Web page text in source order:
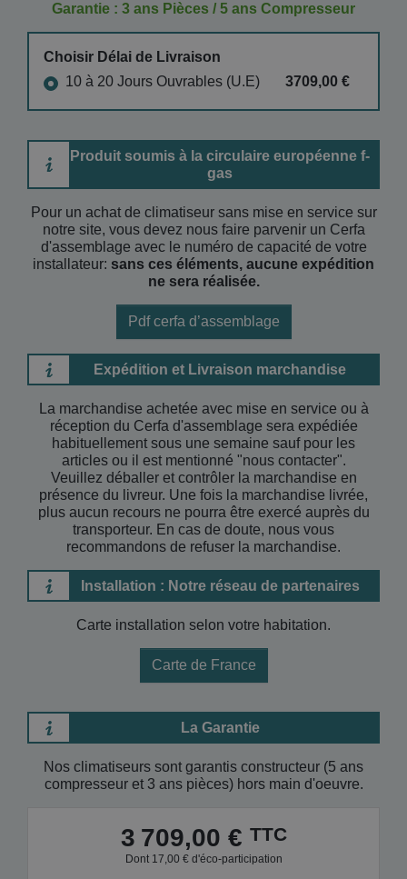
Garantie : 3 ans Pièces / 5 ans Compresseur
Choisir Délai de Livraison
10 à 20 Jours Ouvrables (U.E)
3709,00 €
Produit soumis à la circulaire européenne f-
gas
Pour un achat de climatiseur sans mise en service sur
notre site, vous devez nous faire parvenir un Cerfa
d'assemblage avec le numéro de capacité de votre
installateur: sans ces éléments, aucune expédition
ne sera réalisée.
Pdf cerfa d’assemblage
Expédition et Livraison marchandise
La marchandise achetée avec mise en service ou à
réception du Cerfa d'assemblage sera expédiée
habituellement sous une semaine sauf pour les
articles ou il est mentionné "nous contacter".
Veuillez déballer et contrôler la marchandise en
présence du livreur. Une fois la marchandise livrée,
plus aucun recours ne pourra être exercé auprès du
transporteur. En cas de doute, nous vous
recommandons de refuser la marchandise.
Installation : Notre réseau de partenaires
Carte installation selon votre habitation.
Carte de France
La Garantie
Nos climatiseurs sont garantis constructeur (5 ans
compresseur et 3 ans pièces) hors main d'oeuvre.
3 709,00 € TTC
Dont 17,00 € d'éco-participation